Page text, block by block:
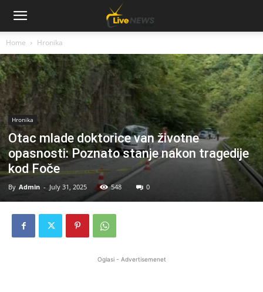
Home Hronika
Hronika
Otac mlade doktorice van životne
opasnosti: Poznato stanje nakon tragedije
kod Foče
By Admin - July 31, 2025 548 0
Oglasi - Advertisemenet